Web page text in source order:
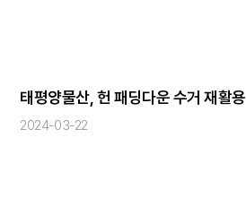
태평양물산, 헌 패딩다운 수거 재활용
2024-03-22